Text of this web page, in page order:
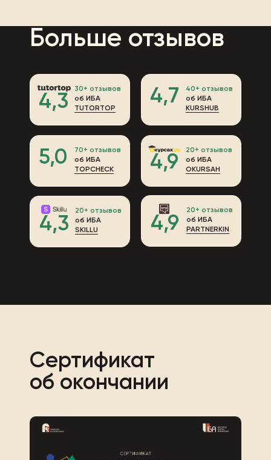
Больше отзывов
4,3
20+ отзывов
об ИБА
SKILLU
4,7
40+ отзывов
об ИБА
KURSHUB
4,3
30+ отзывов
об ИБА
TUTORTOP
4,9
20+ отзывов
об ИБА
OKURSAH
5,0
70+ отзывов
об ИБА
TOPCHECK
4,9
20+ отзывов
об ИБА
PARTNERKIN
Сертификат
об окончании